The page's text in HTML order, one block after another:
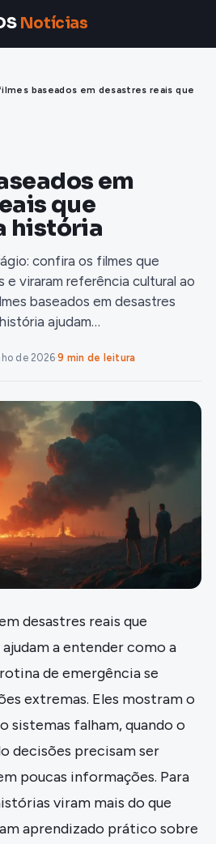
Notícias
baseados em desastres reais que
em
que
história
confira os filmes que
e viraram referência cultural ao
baseados em desastres
ajudam…
de 2026·9 min de leitura
desastres reais que
a entender como a
de emergência se
extremas. Eles mostram o
sistemas falham, quando o
decisões precisam ser
poucas informações. Para
viram mais do que
aprendizado prático sobre